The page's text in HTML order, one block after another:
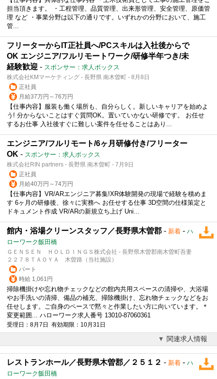
担当頂きます。 ・工程管理、品質管理、出来形管理、安全管理、原価管
理 など ・事業分野は以下の通りです。いずれかの分野において、施工
管...
フリーターからIT正社員へ/PCスキルは入社後からで
OK エンジニア/フルリモートワーク/研修半年つき/未
経験歓迎 - スポンサー：求人ボックス
株式会社KMマーケティング - 長野県 南木曽町 - 8月8日
正社員
月給37万円～76万円
【仕事内容】服装も働く場所も、自分らしく。新しいキャリアを始めよ
う! 分からないことはすぐ質問OK。置いていかない研修です。 お任せ
するお仕事 入社後すぐに難しい案件を任せることはあり...
エンジニア/フルリモート/6ヶ月研修付き/フリーター
OK - スポンサー：求人ボックス
株式会社RIN partners - 長野県 南木曽町 - 7月9日
正社員
月給40万円～74万円
【仕事内容】VR/ARエンジニア募集!XR体験開発の現場で経験を積めま
す 6ヶ月の研修後、徐々に実務へ お任せする仕事 3D空間の仕様策定と
ドキュメント作成 VR/ARの新規立ち上げ Uni...
館内・浴場クリーンスタッフ／長野県木曽郡 - 新着 - ハ
ローワーク飯田橋
ＧＥＮＳＥＮ ＨＯＬＤＩＮＧＳ株式会社 - 長野県木曽郡南木曽町吾妻
２２７８ＴＡＯＹＡ 木曽路（当社施設）
パート
時給 1,061円
掃除機掛けや忘れ物チェックなどの館内共用スペースの清掃や、大浴場
やお手洗いの清掃、備品の補充、掃除機掛け、忘れ物チェックなどをお
任せします。ご自身のペースで黙々と作業したい方に向いています。＊
変更範囲... ハローワーク求人番号 13010-87060361
受理日：8月7日 有効期限：10月31日
関連求人情報
レストランホール／長野県木曽郡／２５１２ - 新着 - ハ
ローワーク飯田橋